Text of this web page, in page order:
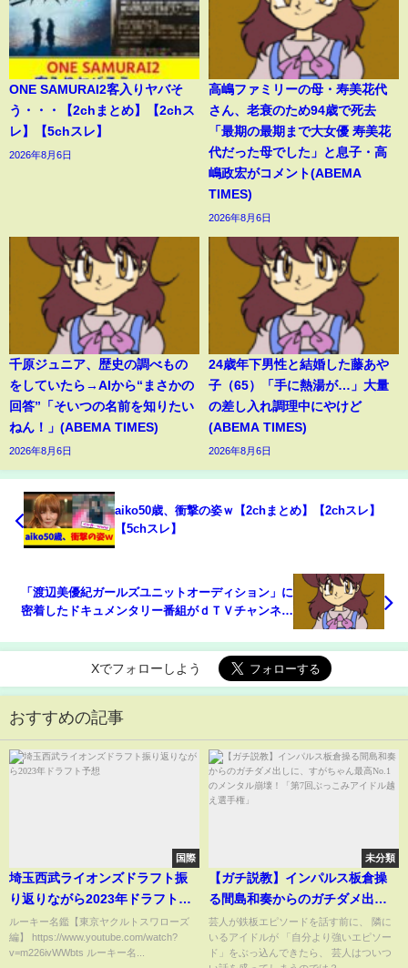
ONE SAMURAI2客入りヤバそ
う・・・【2chまとめ】【2chス
レ】【5chスレ】
2026年8月6日
高嶋ファミリーの母・寿美花代
さん、老衰のため94歳で死去
「最期の最期まで大女優 寿美花
代だった母でした」と息子・高
嶋政宏がコメント(ABEMA
TIMES)
2026年8月6日
千原ジュニア、歴史の調べもの
をしていたら→AIから“まさかの
回答”「そいつの名前を知りたい
ねん！」(ABEMA TIMES)
2026年8月6日
24歳年下男性と結婚した藤あや
子（65）「手に熱湯が…」大量
の差し入れ調理中にやけど
(ABEMA TIMES)
2026年8月6日
aiko50歳、衝撃の姿ｗ【2chまとめ】【2chスレ】
【5chスレ】
「渡辺美優紀ガールズユニットオーディション」に
密着したドキュメンタリー番組がｄＴＶチャンネル
Xでフォローしよう
おすすめの記事
国際
埼玉西武ライオンズドラフト振
り返りながら2023年ドラフト予
想
ルーキー名鑑【東京ヤクルトスワローズ
編】 https://www.youtube.com/watch?
v=m226ivWWbts ルーキー名...
未分類
【ガチ説教】インパルス板倉操
る間島和奏からのガチダメ出し
に、すがちゃん最高No.1のメン
タル崩壊！「第7回ぶっこみアイ
ドル越え選手権」
芸人が鉄板エピソードを話す前に、 隣に
いるアイドルが 「自分より強いエピソー
ド」をぶっ込んできたら、 芸人はついつ